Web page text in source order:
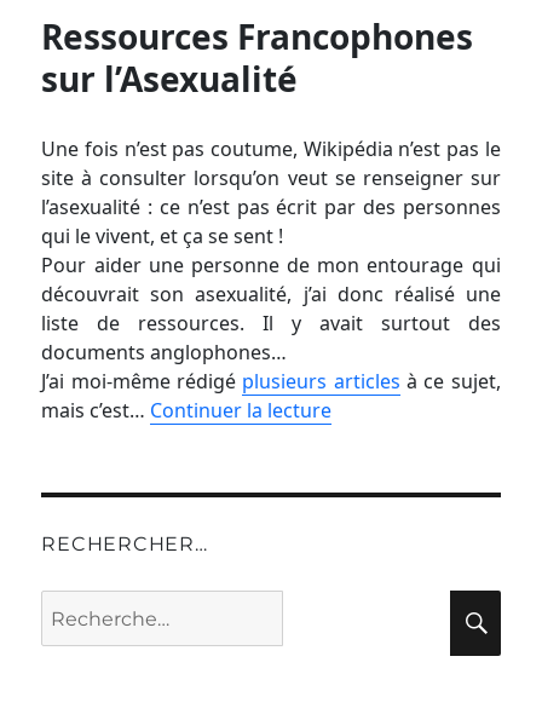
Ressources Francophones
sur l’Asexualité
Une fois n’est pas coutume, Wikipédia n’est pas le
site à consulter lorsqu’on veut se renseigner sur
l’asexualité : ce n’est pas écrit par des personnes
qui le vivent, et ça se sent !
Pour aider une personne de mon entourage qui
découvrait son asexualité, j’ai donc réalisé une
liste de ressources. Il y avait surtout des
documents anglophones…
J’ai moi-même rédigé plusieurs articles à ce sujet,
mais c’est… Continuer la lecture
RECHERCHER…
pour :